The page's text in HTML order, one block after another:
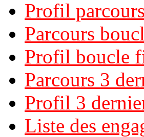
Profil parcours
Parcours
Profil boucle
Parcours 3
Profil 3
Liste des